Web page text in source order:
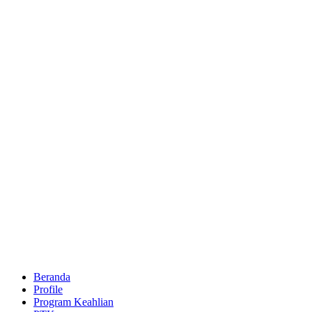
Beranda
Profile
Program Keahlian